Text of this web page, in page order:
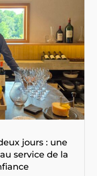
jours : une
service de la